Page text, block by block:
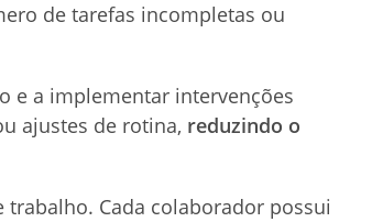
de tarefas incompletas ou
e a implementar intervenções
ajustes de rotina, reduzindo o
Cada colaborador possui